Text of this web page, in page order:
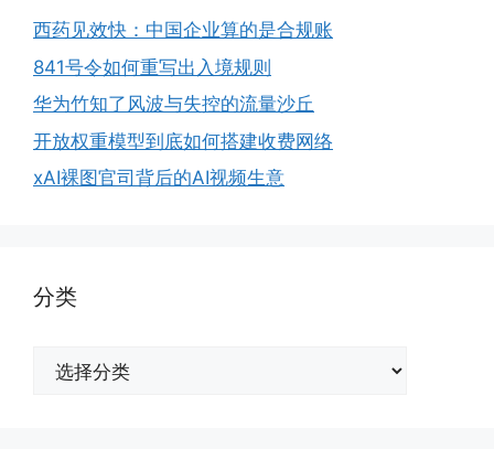
西药见效快：中国企业算的是合规账
841号令如何重写出入境规则
华为竹知了风波与失控的流量沙丘
开放权重模型到底如何搭建收费网络
xAI裸图官司背后的AI视频生意
分类